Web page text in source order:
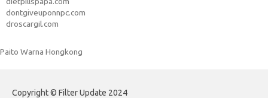
dontgiveuponnpc.com
droscargil.com
Paito Warna Hongkong
Copyright © Filter Update 2024